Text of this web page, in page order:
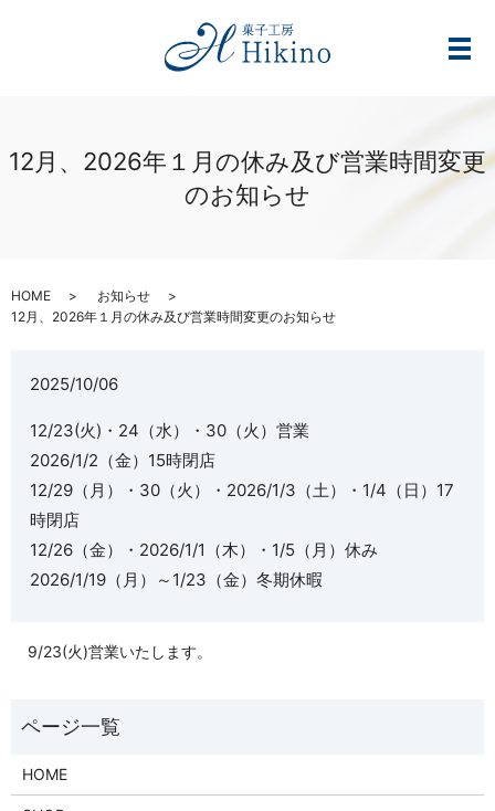
メ
12月、2026年１月の休み及び営業時間変更
のお知らせ
HOME
お知らせ
12月、2026年１月の休み及び営業時間変更のお知らせ
2025/10/06
12/23(火)・24（水）・30（火）営業
2026/1/2（金）15時閉店
12/29（月）・30（火）・2026/1/3（土）・1/4（日）17
時閉店
12/26（金）・2026/1/1（木）・1/5（月）休み
2026/1/19（月）～1/23（金）冬期休暇
9/23(火)営業いたします。
HOME